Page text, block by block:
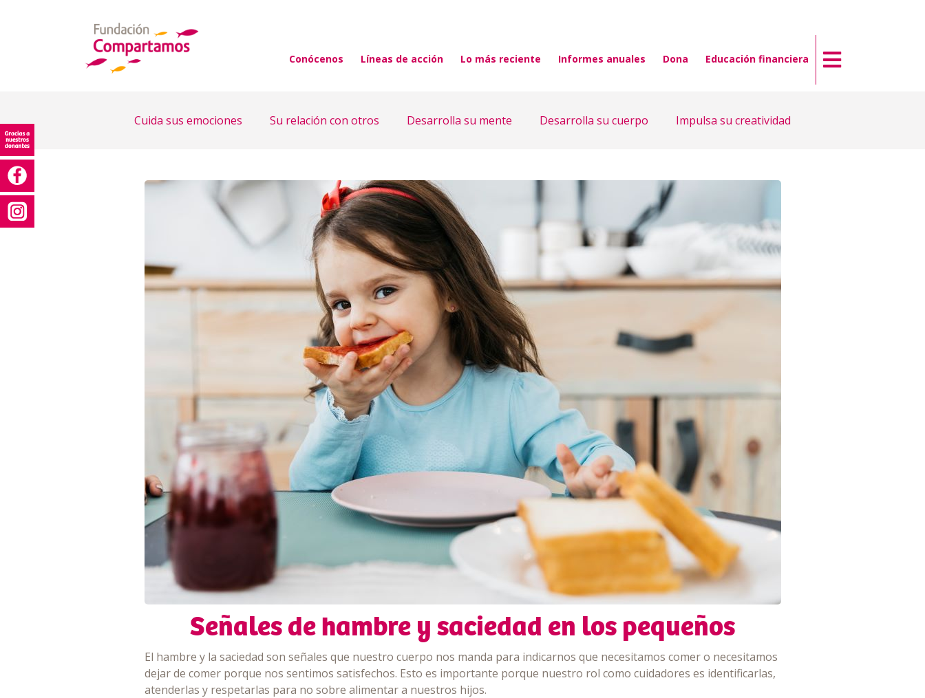
Conócenos Líneas de acción Lo más reciente Informes anuales Dona Educación financiera
Cuida sus emociones Su relación con otros Desarrolla su mente Desarrolla su cuerpo Impulsa su creatividad
Señales de hambre y saciedad en los pequeños
El hambre y la saciedad son señales que nuestro cuerpo nos manda para indicarnos que necesitamos comer o necesitamos
dejar de comer porque nos sentimos satisfechos. Esto es importante porque nuestro rol como cuidadores es identificarlas,
atenderlas y respetarlas para no sobre alimentar a nuestros hijos.